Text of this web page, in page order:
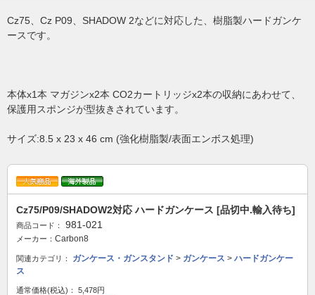
Cz75、Cz P09、SHADOW 2などに対応した、樹脂製ハードガンケ
ースです。
本体x1本 マガジンx2本 CO2カートリッジx2本の収納にあわせて、
保護用スポンジが型抜きされています。
サイズ:8.5 x 23 x 46 cm (強化樹脂製/表面エンボス処理)
Cz75/P09/SHADOW2対応 ハードガンケース [品切中.輸入待ち]
商品コード： 981-021
メーカー： Carbon8
関連カテゴリ： ガンケース・ガンスタンド > ガンケース > ハードガンケー
ス
通常価格(税込)：
5,478円